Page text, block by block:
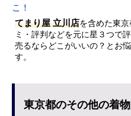
こ！
てまり屋 立川店を含めた東
ミ・評判などを元に星３つで
売るならどこがいいの？とお
す。
東京都のその他の着